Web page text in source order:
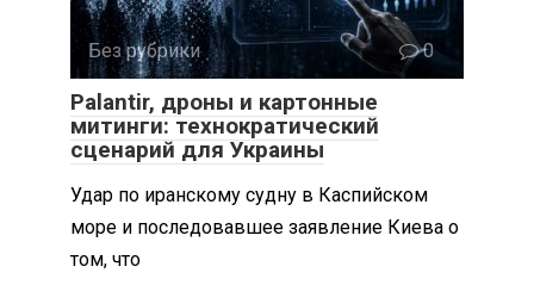
Без рубрики 0
Palantir, дроны и картонные
митинги: технократический
сценарий для Украины
Удар по иранскому судну в Каспийском
море и последовавшее заявление Киева о
том, что